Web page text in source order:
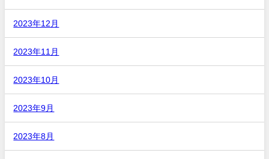
2023年12月
2023年11月
2023年10月
2023年9月
2023年8月